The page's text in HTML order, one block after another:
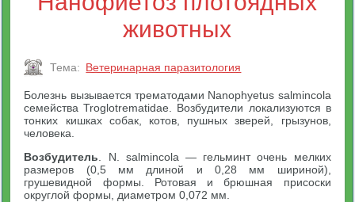
животных
Тема: Ветеринарная паразитология
Болезнь вызывается трематодами Nanophyetus salmincola
семейства Troglotrematidae. Возбудители локализуются в
тонких кишках собак, котов, пушных зверей, грызунов,
человека.
Возбудитель . N. salmincola — гельминт очень мелких
размеров (0,5 мм длиной и 0,28 мм шириной),
грушевидной формы. Ротовая и брюшная присоски
округлой формы, диаметром 0,072 мм.